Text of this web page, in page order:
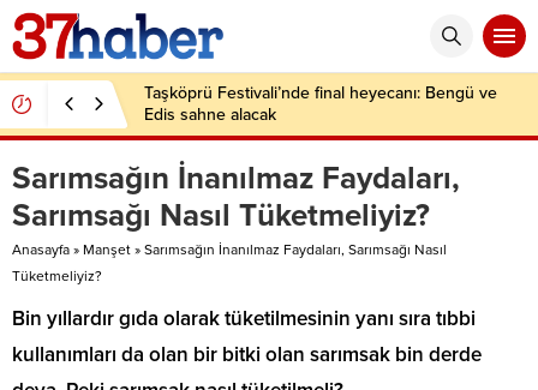
Taşköprü Festivali’nde final heyecanı: Bengü ve
Edis sahne alacak
Sarımsağın İnanılmaz Faydaları,
Sarımsağı Nasıl Tüketmeliyiz?
Anasayfa » Manşet » Sarımsağın İnanılmaz Faydaları, Sarımsağı Nasıl
Tüketmeliyiz?
Bin yıllardır gıda olarak tüketilmesinin yanı sıra tıbbi
kullanımları da olan bir bitki olan sarımsak bin derde